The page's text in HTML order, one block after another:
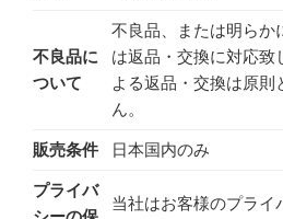
不良品に
ついて
不良品、または明らか
は返品・交換に対応致
よる返品・交換は原
ん。
販売条件 日本国内のみ
プライバ
当社はお客様のプライ